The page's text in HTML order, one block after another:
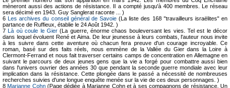
mèneront aussi des actions de résistance. Il a compté jusqu'à 400 membres. Le réseau
sera décimé en 1943. Guy Sanglerat raconte ... )
6Les archives du conseil général de Savoie (La liste des 168 "travailleurs israëlites" en
partance de Ruffieux, établie le 24 Août 1942. )
7Là où coule le Gier(La guerre, énorme chaos bouleversant les vies. Tel est le décor
dans lequel évoluent René et Aima. De leur jeunesse à leurs combats, l'auteur nous invite
à les suivre dans cette aventure où chacun fera preuve d'un courage incroyable. Ce
roman, basé sur des faits réels, nous emmène de la Vallée du Gier dans la Loire à
Clermont-Ferrand et nous fait traverser certains camps de concentration en Allemagne en
suivant le parcours de deux jeunes gens que la vie a forgé pour combattre aussi bien
dans l'univers ouvrier des années 30 que pendant la seconde guerre mondiale avec leur
implication dans la résistance. Cette plongée dans le passé a nécessité de nombreuses
recherches suivies d'une longue enquête menée sur la vie de ces deux personnages. )
8Marianne Cohn(Page dédiée à Marianne Cohn et à ses compagnons de résistance. Un